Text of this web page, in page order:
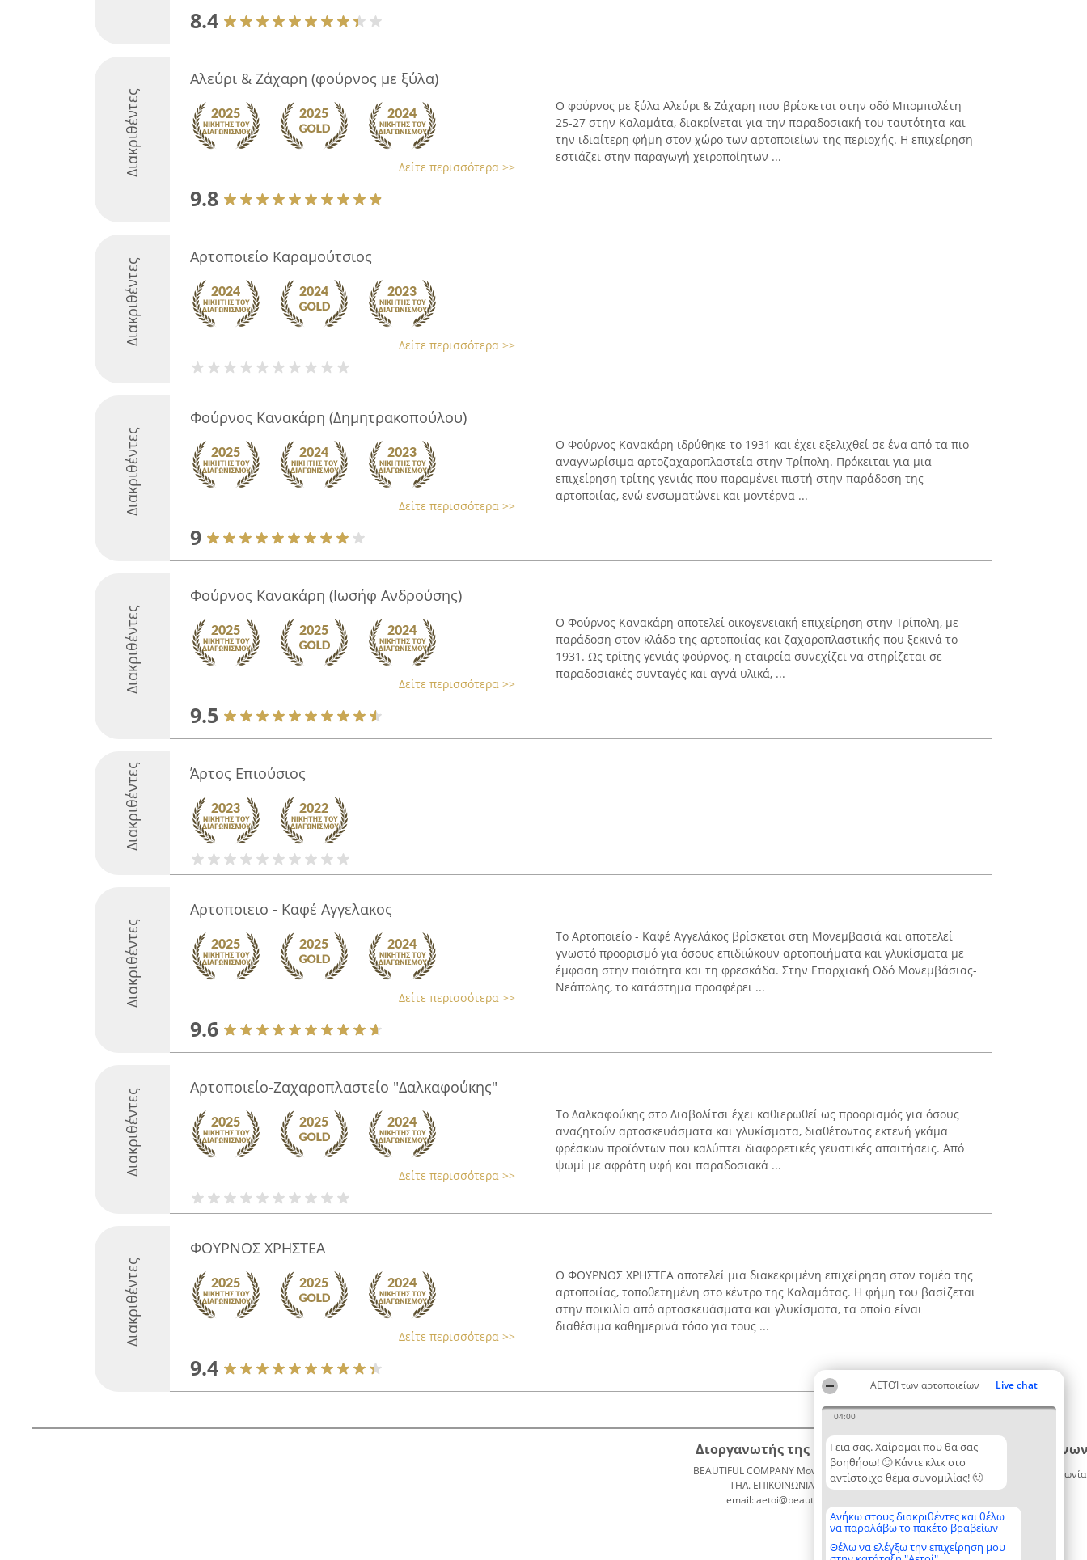
ΑΕΤΟΊ των αρτοποιείων Live chat
04:00
Γεια σας. Χαίρομαι που θα σας
βοηθήσω! 🙂 Κάντε κλικ στο
αντίστοιχο θέμα συνομιλίας! 🙂
Ανήκω στους διακριθέντες και θέλω
να παραλάβω το πακέτο βραβείων
Θέλω να ελέγξω την επιχείρηση μου
8.4
Διακριθέντες
Αλεύρι & Ζάχαρη (φούρνος με ξύλα)
Δείτε περισσότερα >>
9.8
Ο φούρνος με ξύλα Αλεύρι & Ζάχαρη που βρίσκεται στην οδό Μπομπολέτη
25-27 στην Καλαμάτα, διακρίνεται για την παραδοσιακή του ταυτότητα και
την ιδιαίτερη φήμη στον χώρο των αρτοποιείων της περιοχής. Η επιχείρηση
εστιάζει στην παραγωγή χειροποίητων ...
Διακριθέντες
Αρτοποιείο Καραμούτσιος
Δείτε περισσότερα >>
Διακριθέντες
Φούρνος Κανακάρη (Δημητρακοπούλου)
Δείτε περισσότερα >>
9
Ο Φούρνος Κανακάρη ιδρύθηκε το 1931 και έχει εξελιχθεί σε ένα από τα πιο
αναγνωρίσιμα αρτοζαχαροπλαστεία στην Τρίπολη. Πρόκειται για μια
επιχείρηση τρίτης γενιάς που παραμένει πιστή στην παράδοση της
αρτοποιίας, ενώ ενσωματώνει και μοντέρνα ...
Διακριθέντες
Φούρνος Κανακάρη (Ιωσήφ Ανδρούσης)
Δείτε περισσότερα >>
9.5
Ο Φούρνος Κανακάρη αποτελεί οικογενειακή επιχείρηση στην Τρίπολη, με
παράδοση στον κλάδο της αρτοποιίας και ζαχαροπλαστικής που ξεκινά το
1931. Ως τρίτης γενιάς φούρνος, η εταιρεία συνεχίζει να στηρίζεται σε
παραδοσιακές συνταγές και αγνά υλικά, ...
Διακριθέντες Άρτος Επιούσιος
Διακριθέντες
Αρτοποιειο - Καφέ Αγγελακος
Δείτε περισσότερα >>
9.6
Το Αρτοποιείο - Καφέ Αγγελάκος βρίσκεται στη Μονεμβασιά και αποτελεί
γνωστό προορισμό για όσους επιδιώκουν αρτοποιήματα και γλυκίσματα με
έμφαση στην ποιότητα και τη φρεσκάδα. Στην Επαρχιακή Οδό Μονεμβάσιας-
Νεάπολης, το κατάστημα προσφέρει ...
Διακριθέντες
Αρτοποιείο-Ζαχαροπλαστείο "Δαλκαφούκης"
Δείτε περισσότερα >>
Το Δαλκαφούκης στο Διαβολίτσι έχει καθιερωθεί ως προορισμός για όσους
αναζητούν αρτοσκευάσματα και γλυκίσματα, διαθέτοντας εκτενή γκάμα
φρέσκων προϊόντων που καλύπτει διαφορετικές γευστικές απαιτήσεις. Από
ψωμί με αφράτη υφή και παραδοσιακά ...
Διακριθέντες
ΦΟΥΡΝΟΣ ΧΡΗΣΤΕΑ
Δείτε περισσότερα >>
9.4
Ο ΦΟΥΡΝΟΣ ΧΡΗΣΤΕΑ αποτελεί μια διακεκριμένη επιχείρηση στον τομέα της
αρτοποιίας, τοποθετημένη στο κέντρο της Καλαμάτας. Η φήμη του βασίζεται
στην ποικιλία από αρτοσκευάσματα και γλυκίσματα, τα οποία είναι
διαθέσιμα καθημερινά τόσο για τους ...
Διοργανωτής της κατάταξης
BEAUTIFUL COMPANY Μονοπρόσωπη ΙΚΕ
ΤΗΛ. ΕΠΙΚΟΙΝΩΝΙΑΣ: 2104128019
email: aetoi@beautifulcompany.co
Κατάταξη
Διακριθέντες
Λίστα
διακριθέντων
Μεθοδολογία
Όροι &
Επικοινωνία